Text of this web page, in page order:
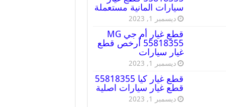
سيارات المانية مستعملة
ديسمبر 1, 2023
قطع غيار أم جي MG
55818355 أرخص قطع
غيار سيارات
ديسمبر 1, 2023
قطع غيار كيا 55818355
قطع غيار سيارات اصلية
ديسمبر 1, 2023